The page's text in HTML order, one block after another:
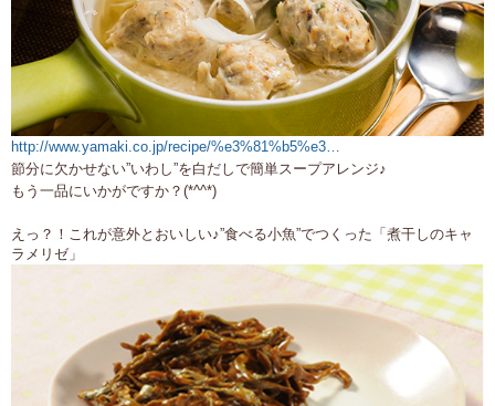
http://www.yamaki.co.jp/recipe/%e3%81%b5%e3…
節分に欠かせない”いわし”を白だしで簡単スープアレンジ♪
もう一品にいかがですか？(*^^*)
えっ？！これが意外とおいしい♪”食べる小魚”でつくった「煮干しのキャ
ラメリゼ」